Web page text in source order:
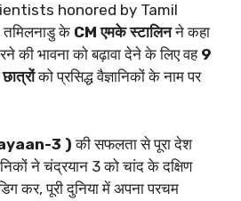
honored by Tamil
के CM एमके स्टालिनने कहा
की भावना को बढ़ावा देने के लिए वह 9
को प्रसिद्ध वैज्ञानिकों के नाम पर
3 ) की सफलता से पूरा देश
ने चंद्रयान 3 को चांद के दक्षिण
कर, पूरी दुनिया में अपना परचम